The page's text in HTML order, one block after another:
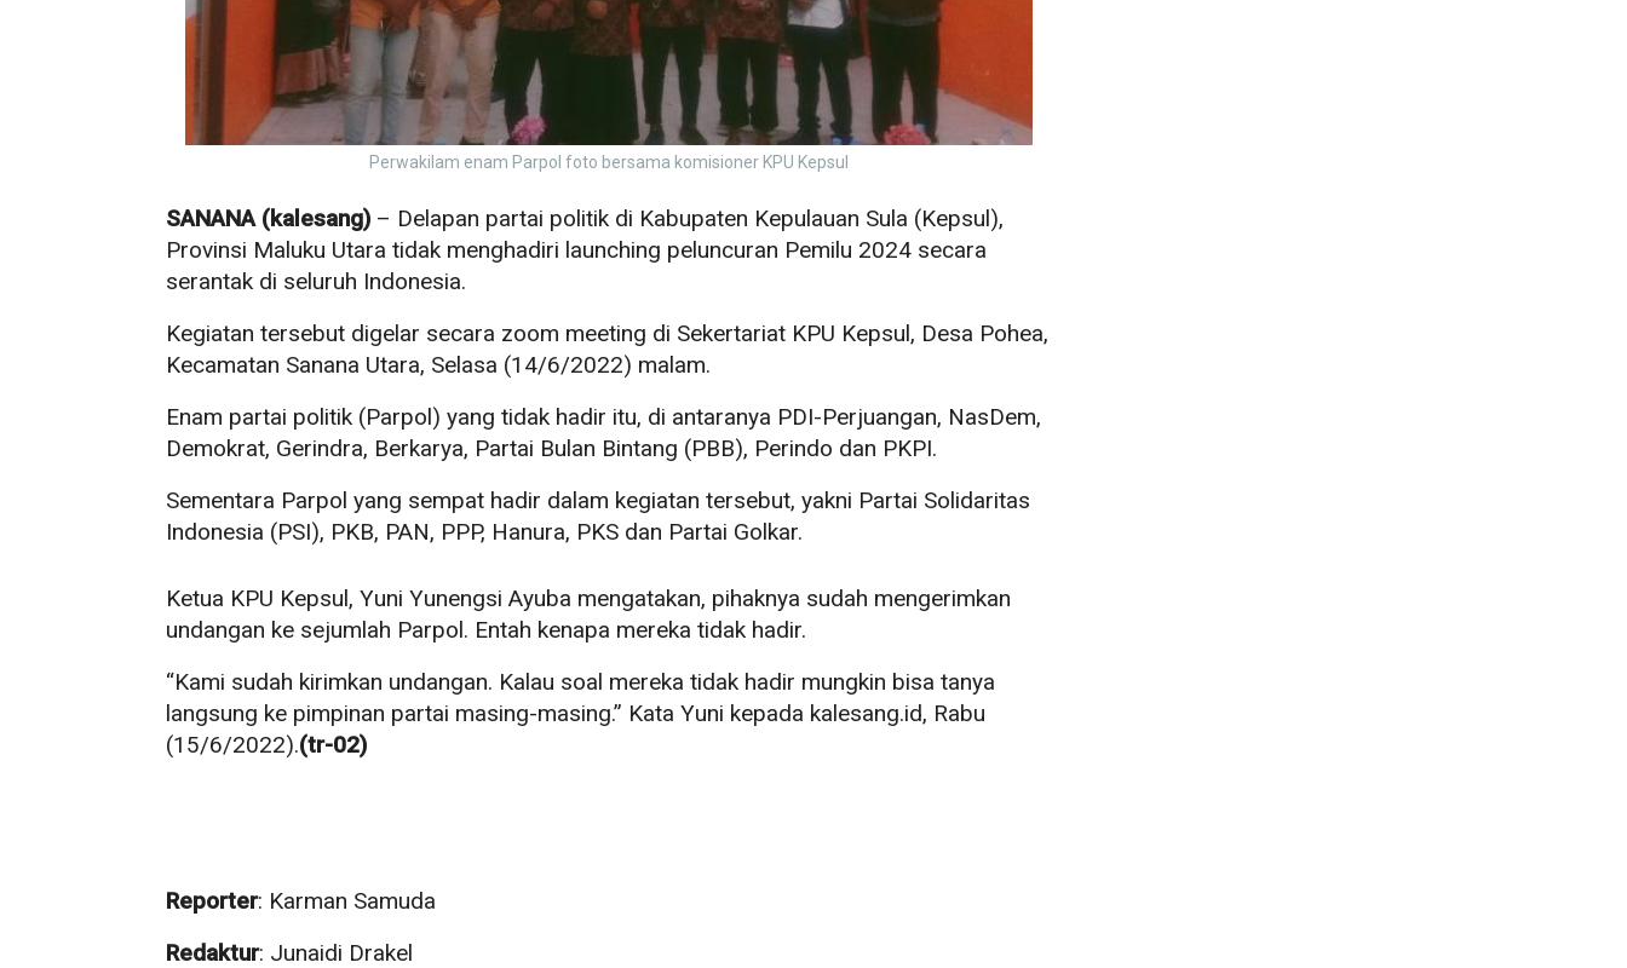
Perwakilam enam Parpol foto bersama komisioner KPU Kepsul
SANANA (kalesang) – Delapan partai politik di Kabupaten Kepulauan Sula (Kepsul),
Provinsi Maluku Utara tidak menghadiri launching peluncuran Pemilu 2024 secara
serantak di seluruh Indonesia.
Kegiatan tersebut digelar secara zoom meeting di Sekertariat KPU Kepsul, Desa Pohea,
Kecamatan Sanana Utara, Selasa (14/6/2022) malam.
Enam partai politik (Parpol) yang tidak hadir itu, di antaranya PDI-Perjuangan, NasDem,
Demokrat, Gerindra, Berkarya, Partai Bulan Bintang (PBB), Perindo dan PKPI.
Sementara Parpol yang sempat hadir dalam kegiatan tersebut, yakni Partai Solidaritas
Indonesia (PSI), PKB, PAN, PPP, Hanura, PKS dan Partai Golkar.
Ketua KPU Kepsul, Yuni Yunengsi Ayuba mengatakan, pihaknya sudah mengerimkan
undangan ke sejumlah Parpol. Entah kenapa mereka tidak hadir.
“Kami sudah kirimkan undangan. Kalau soal mereka tidak hadir mungkin bisa tanya
langsung ke pimpinan partai masing-masing.” Kata Yuni kepada kalesang.id, Rabu
(15/6/2022).(tr-02)
Reporter: Karman Samuda
Redaktur: Junaidi Drakel